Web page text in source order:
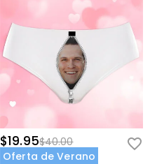
$19.95$40.00
Oferta de Verano